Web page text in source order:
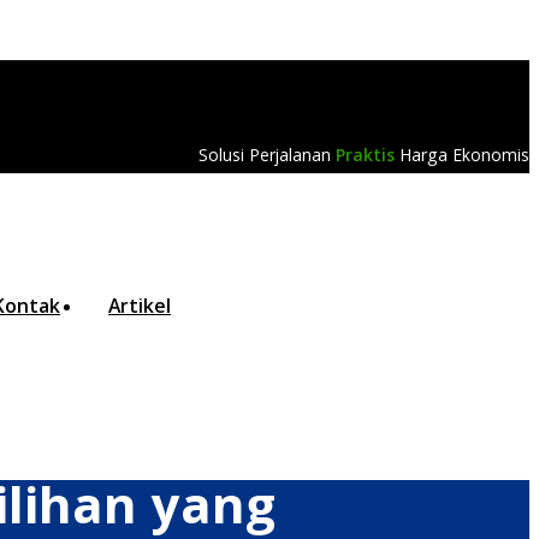
Solusi Perjalanan Praktis Harga Ekonomis
Artikel
yang